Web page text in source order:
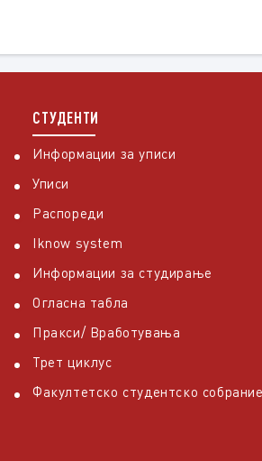
СТУДЕНТИ
Информации за уписи
Уписи
Распореди
Iknow system
Информации за студирање
Огласна табла
Пракси/ Вработувања
Трет циклус
Факултетско студентско собрание